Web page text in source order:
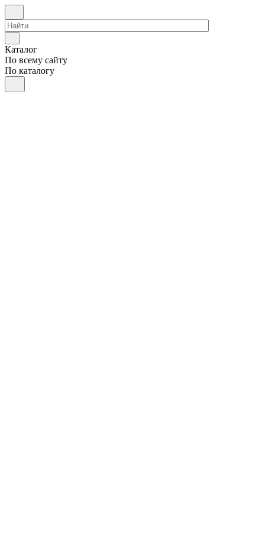
Каталог
По всему сайту
По каталогу